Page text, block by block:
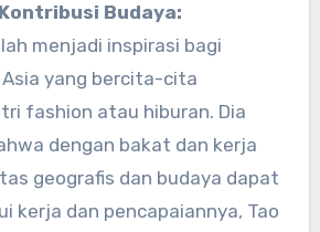
Budaya:
menjadi inspirasi bagi
yang bercita-cita
fashion atau hiburan. Dia
dengan bakat dan kerja
geografis dan budaya dapat
kerja dan pencapaiannya, Tao